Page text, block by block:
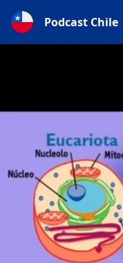
Podcast Chile